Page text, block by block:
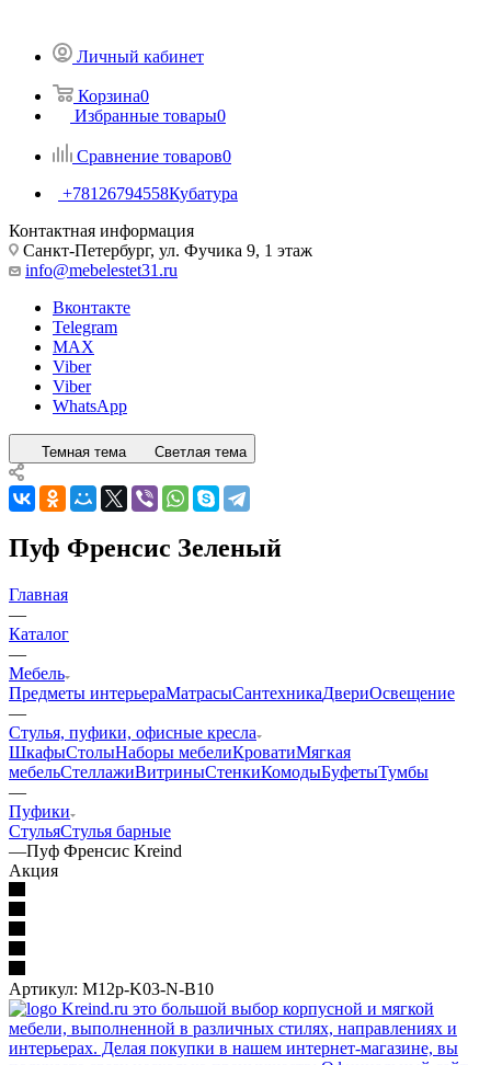
Личный кабинет
Корзина0
Избранные товары0
Сравнение товаров0
+78126794558Кубатура
Контактная информация
Санкт-Петербург, ул. Фучика 9, 1 этаж
info@mebelestet31.ru
Вконтакте
Telegram
MAX
Viber
Viber
WhatsApp
Темная тема Светлая тема
Пуф Френсис Зеленый
Главная
—
Каталог
—
Мебель
Предметы интерьераМатрасыСантехникаДвериОсвещение
—
Стулья, пуфики, офисные кресла
ШкафыСтолыНаборы мебелиКроватиМягкая
мебельСтеллажиВитриныСтенкиКомодыБуфетыТумбы
—
Пуфики
СтульяСтулья барные
—Пуф Френсис Kreind
Акция
Артикул: M12p-K03-N-B10